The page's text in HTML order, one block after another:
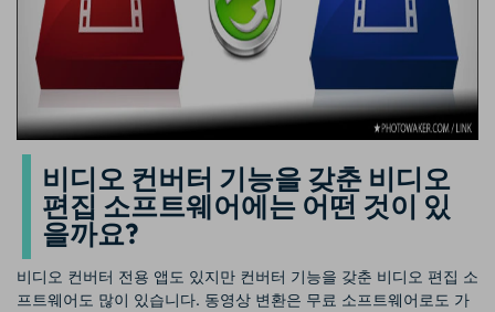
비디오 컨버터 기능을 갖춘 비디오
편집 소프트웨어에는 어떤 것이 있
을까요?
비디오 컨버터 전용 앱도 있지만 컨버터 기능을 갖춘 비디오 편집 소
프트웨어도 많이 있습니다. 동영상 변환은 무료 소프트웨어로도 가